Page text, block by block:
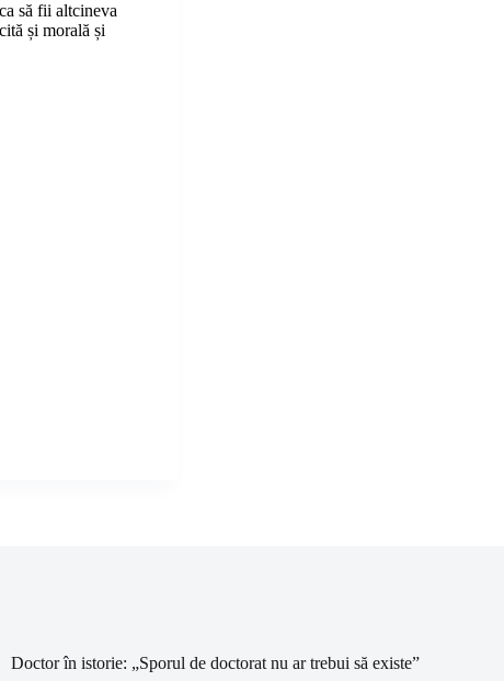
să fii altcineva
și morală și
Doctor în istorie: „Sporul de doctorat nu ar trebui să existe”